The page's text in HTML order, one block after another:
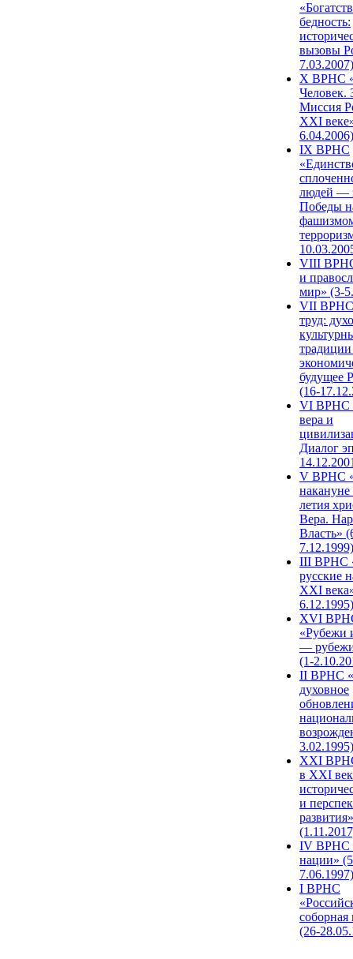
бедность:
вызовы
7.03.2007)
X ВРНС
Человек.
Миссия
XXI
6.04.2006)
IX ВРНС
людей —
Победы
VIII
и
мир» (3-
VII ВРНС
труд:
будущее
(16-
VI ВРНС
вера и
Диалог
V ВРНС
накануне
летия
Вера.
Власть»
7.12.1999)
III ВРНС
русские
XXI
6.12.1995)
XVI
«Рубежи
—
(1-
II ВРНС
духовное
3.02.1995)
XХI
в XXI
и
развития»
IV ВРНС
нации»
7.06.1997)
I ВРНС
(26-